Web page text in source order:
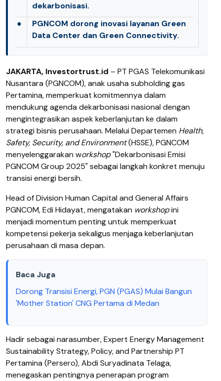
dekarbonisasi.
●
PGNCOM dorong inovasi layanan Green
Data Center dan Green Connectivity.
JAKARTA, Investortrust.id – PT PGAS Telekomunikasi
Nusantara (PGNCOM), anak usaha subholding gas
Pertamina, memperkuat komitmennya dalam
mendukung agenda dekarbonisasi nasional dengan
mengintegrasikan aspek keberlanjutan ke dalam
strategi bisnis perusahaan. Melalui Departemen Health,
Safety, Security, and Environment(HSSE), PGNCOM
menyelenggarakan workshop"Dekarbonisasi Emisi
PGNCOM Group 2025" sebagai langkah konkret menuju
transisi energi bersih.
Head of Division Human Capital and General Affairs
PGNCOM, Edi Hidayat, mengatakan workshopini
menjadi momentum penting untuk memperkuat
kompetensi pekerja sekaligus menjaga keberlanjutan
perusahaan di masa depan.
Baca Juga
Dorong Transisi Energi, PGN (PGAS) Mulai Bangun
'Mother Station' CNG Pertama di Medan
Hadir sebagai narasumber, Expert Energy Management
Sustainability Strategy, Policy, and Partnership PT
Pertamina (Persero), Abdi Suryadinata Telaga,
menegaskan pentingnya penerapan program